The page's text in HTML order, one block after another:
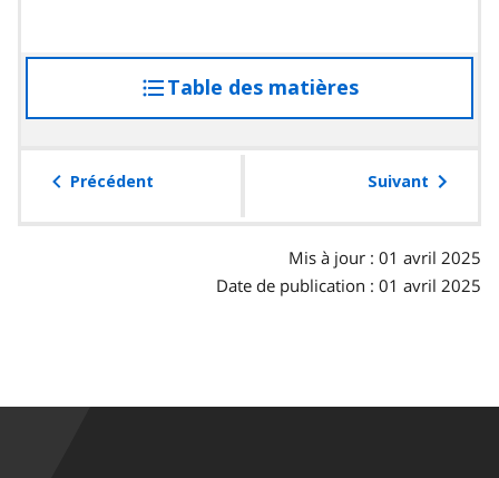
Table des matières
à
table
Précédent Suivant
Mis à jour : 01 avril 2025
Date de publication : 01 avril 2025